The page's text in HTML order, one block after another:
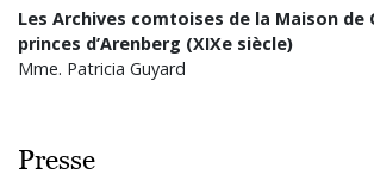
Les Archives comtoises de la Maison de
princes d’Arenberg (XIXe siècle)
Mme. Patricia Guyard
Presse